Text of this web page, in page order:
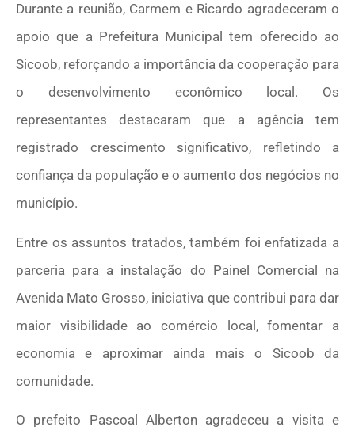
Durante a reunião, Carmem e Ricardo agradeceram o
apoio que a Prefeitura Municipal tem oferecido ao
Sicoob, reforçando a importância da cooperação para
o desenvolvimento econômico local. Os
representantes destacaram que a agência tem
registrado crescimento significativo, refletindo a
confiança da população e o aumento dos negócios no
município.
Entre os assuntos tratados, também foi enfatizada a
parceria para a instalação do Painel Comercial na
Avenida Mato Grosso, iniciativa que contribui para dar
maior visibilidade ao comércio local, fomentar a
economia e aproximar ainda mais o Sicoob da
comunidade.
O prefeito Pascoal Alberton agradeceu a visita e